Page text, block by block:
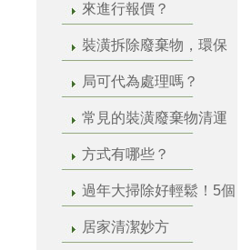
來進行報價？
裝潢拆除廢棄物，環保
局可代為處理嗎？
常見的裝潢廢棄物清運
方式有哪些？
過年大掃除好輕鬆！5個
居家清潔妙方